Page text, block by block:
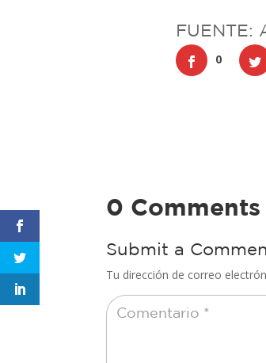
FUENTE:
0
0 Comments
Submit a
Tu dirección de correo